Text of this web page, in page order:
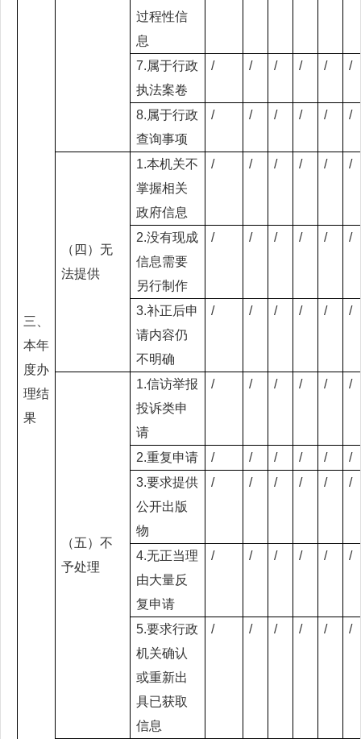
三、
本年
度办
理结
果
过程性信
息
7.属于行政
执法案卷
/ / / / / /
8.属于行政
查询事项
/ / / / / /
（四）无
法提供
1.本机关不
掌握相关
政府信息
/ / / / / /
2.没有现成
信息需要
另行制作
/ / / / / /
3.补正后申
请内容仍
不明确
/ / / / / /
（五）不
予处理
1.信访举报
投诉类申
请
/ / / / / /
2.重复申请 / / / / /
/
3.要求提供
公开出版
物
/ / / / / /
4.无正当理
由大量反
复申请
/ / / / / /
5.要求行政
机关确认
或重新出
具已获取
信息
/ / / / / /